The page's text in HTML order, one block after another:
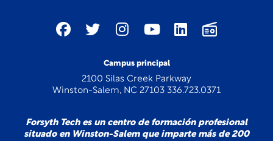
Campus principal
2100 Silas Creek Parkway
Winston-Salem, NC 27103 336.723.0371
Forsyth Tech es un centro de formación profesional
situado en Winston-Salem que imparte más de 200